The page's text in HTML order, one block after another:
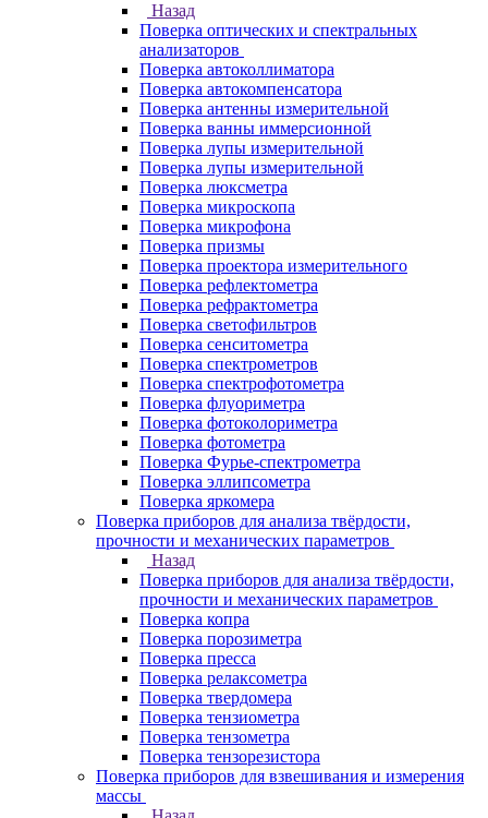
Назад
Поверка оптических и спектральных
анализаторов
Поверка автоколлиматора
Поверка автокомпенсатора
Поверка антенны измерительной
Поверка ванны иммерсионной
Поверка лупы измерительной
Поверка лупы измерительной
Поверка люксметра
Поверка микроскопа
Поверка микрофона
Поверка призмы
Поверка проектора измерительного
Поверка рефлектометра
Поверка рефрактометра
Поверка светофильтров
Поверка сенситометра
Поверка спектрометров
Поверка спектрофотометра
Поверка флуориметра
Поверка фотоколориметра
Поверка фотометра
Поверка Фурье-спектрометра
Поверка эллипсометра
Поверка яркомера
Поверка приборов для анализа твёрдости,
прочности и механических параметров
Назад
Поверка приборов для анализа твёрдости,
прочности и механических параметров
Поверка копра
Поверка порозиметра
Поверка пресса
Поверка релаксометра
Поверка твердомера
Поверка тензиометра
Поверка тензометра
Поверка тензорезистора
Поверка приборов для взвешивания и измерения
массы